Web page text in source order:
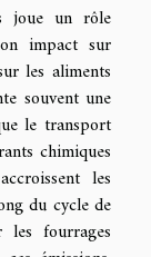
joue un rôle
impact sur
les aliments
souvent une
le transport
chimiques
les
du cycle de
fourrages